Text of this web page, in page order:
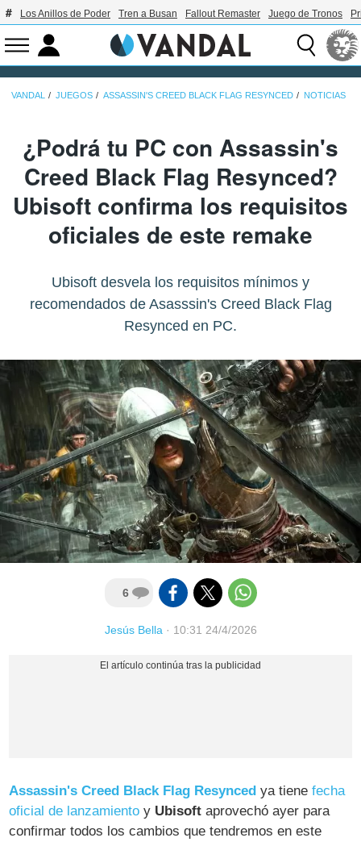
Los Anillos de Poder Tren a Busan Fallout Remaster Juego de Tronos
VANDAL JUEGOS ASSASSIN'S CREED BLACK FLAG RESYNCED NOTICIAS
¿Podrá tu PC con Assassin's
Creed Black Flag Resynced?
Ubisoft confirma los requisitos
oficiales de este remake
Ubisoft desvela los requisitos mínimos y
recomendados de Asasssin's Creed Black Flag
Resynced en PC.
6
Jesús Bella· 10:31 24/4/2026
Assassin's Creed Black Flag Resynced ya tienefecha
oficial de lanzamiento y Ubisoft aprovechó ayer para
confirmar todos los cambios que tendremos en este